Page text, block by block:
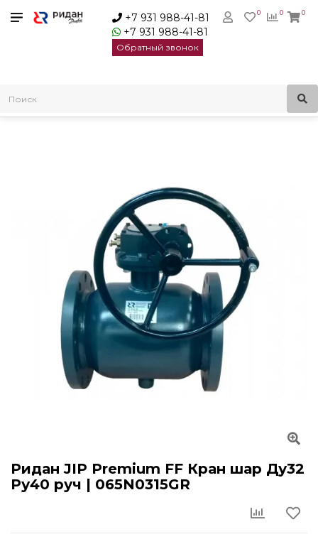
+7 931 988-41-81
+7 931 988-41-81
Обратный звонок
0
0 0
Трубопроводная арматура
Ридан JIP Premium FF Кран шар Ду32 Ру40 руч | 065N0315GR
Ридан JIP Premium FF Кран шар Ду32
Ру40 руч | 065N0315GR